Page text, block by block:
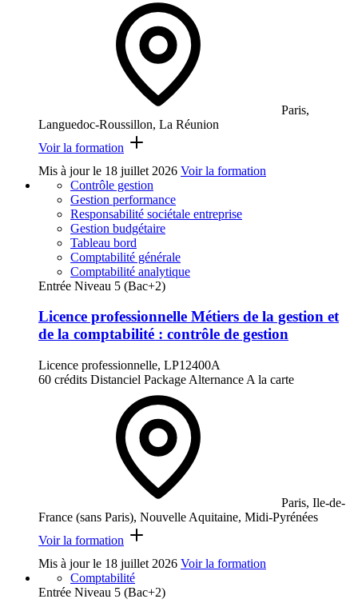
Paris,
Languedoc-Roussillon, La Réunion
Voir la formation
Mis à jour le 18 juillet 2026 Voir la formation
Contrôle gestion
Gestion performance
Responsabilité sociétale entreprise
Gestion budgétaire
Tableau bord
Comptabilité générale
Comptabilité analytique
Entrée Niveau 5 (Bac+2)
Licence professionnelle Métiers de la gestion et
de la comptabilité : contrôle de gestion
Licence professionnelle, LP12400A
60 crédits Distanciel Package Alternance A la carte
Paris, Ile-de-
France (sans Paris), Nouvelle Aquitaine, Midi-Pyrénées
Voir la formation
Mis à jour le 18 juillet 2026 Voir la formation
Comptabilité
Entrée Niveau 5 (Bac+2)